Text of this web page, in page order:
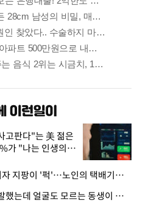
고판다"는 美 젊은
가 "나는 인생의
· 엘베 문 열리자 지팡이 '퍽'…노인의 택배기사 폭행 이유
· "20년 병수발했는데 얼굴도 모르는 동생이 유산 절반을"…배다른 형제 상속권 있을까